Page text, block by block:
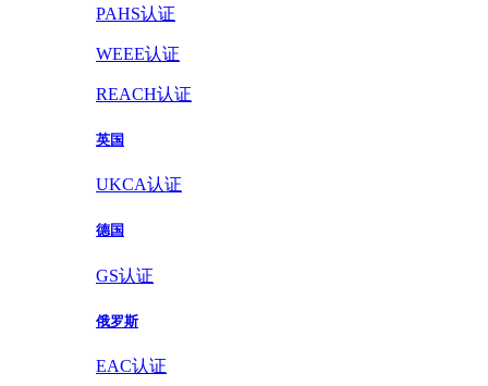
PAHS认证
WEEE认证
REACH认证
英国
UKCA认证
德国
GS认证
俄罗斯
EAC认证